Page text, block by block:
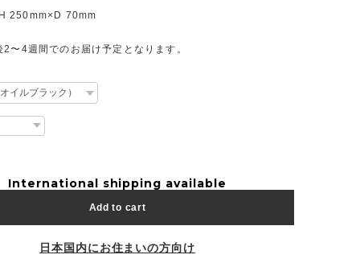
250mm×D 70mm
2〜4週間でのお届け予定となります。
International shipping available
Add to cart
日本国内にお住まいの方向け